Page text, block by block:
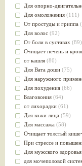
Для опорно-
Для омоложения (111)
От простуды и гриппа
Для волос (92)
От боли в суставах (89)
Очищает печень и
от кашля (80)
Для Вата доши (75)
Для наружного
Для похудения (66)
Благовония (64)
от лихорадки (61)
Для кожи лица (59)
Для массажа (58)
Очищает толстый
При стрессе и
Для мужского здоровья
для мочеполовой